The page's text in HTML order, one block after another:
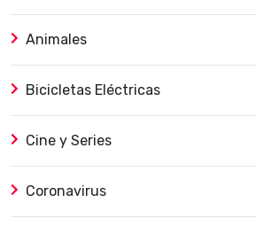
Animales
Bicicletas Eléctricas
Cine y Series
Coronavirus